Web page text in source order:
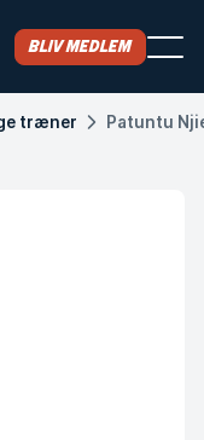
Bliv medlem
træner Patuntu